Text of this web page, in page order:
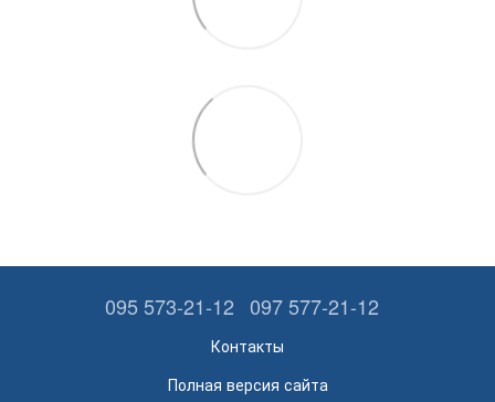
095 573-21-12 097 577-21-12
Контакты
Полная версия сайта